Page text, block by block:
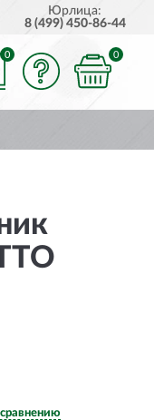
Юрлица:
8 (499) 450-86-44
0 0